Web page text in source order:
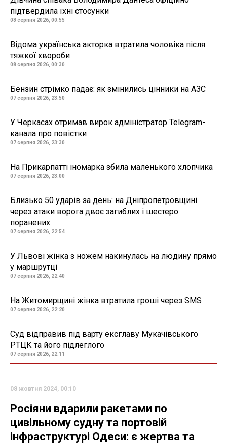
підтвердила їхні стосунки
08 серпня 2026, 00:55
Відома українська акторка втратила чоловіка після
тяжкої хвороби
08 серпня 2026, 00:30
Бензин стрімко падає: як змінились цінники на АЗС
07 серпня 2026, 23:50
У Черкасах отримав вирок адміністратор Telegram-
канала про повістки
07 серпня 2026, 23:30
На Прикарпатті іномарка збила маленького хлопчика
07 серпня 2026, 23:00
Близько 50 ударів за день: на Дніпропетровщині
через атаки ворога двоє загиблих і шестеро
поранених
07 серпня 2026, 22:54
У Львові жінка з ножем накинулась на людину прямо
у маршрутці
07 серпня 2026, 22:40
На Житомирщині жінка втратила гроші через SMS
07 серпня 2026, 22:20
Суд відправив під варту ексглаву Мукачівського
РТЦК та його підлеглого
07 серпня 2026, 22:11
08 жовтня 2024, 00:10
Росіяни вдарили ракетами по
цивільному судну та портовій
інфраструктурі Одеси: є жертва та